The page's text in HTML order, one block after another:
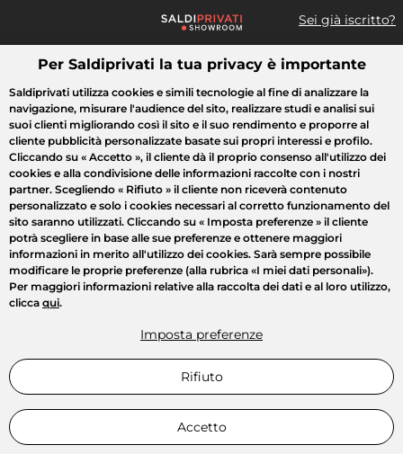
Sei già iscritto?
Cosa cerchi?
Tutte le vendite Moda Casa Bellezza Elettrodomestici
Per Saldiprivati la tua privacy è importante
Saldiprivati utilizza cookies e simili tecnologie al fine di analizzare la
navigazione, misurare l'audience del sito, realizzare studi e analisi sui
suoi clienti migliorando così il sito e il suo rendimento e proporre al
cliente pubblicità personalizzate basate sui propri interessi e profilo.
Cliccando su « Accetto », il cliente dà il proprio consenso all'utilizzo dei
cookies e alla condivisione delle informazioni raccolte con i nostri
partner. Scegliendo « Rifiuto » il cliente non riceverà contenuto
personalizzato e solo i cookies necessari al corretto funzionamento del
sito saranno utilizzati. Cliccando su « Imposta preferenze » il cliente
potrà scegliere in base alle sue preferenze e ottenere maggiori
informazioni in merito all'utilizzo dei cookies. Sarà sempre possibile
modificare le proprie preferenze (alla rubrica «I miei dati personali»).
Per maggiori informazioni relative alla raccolta dei dati e al loro utilizzo,
clicca qui.
Imposta preferenze
Rifiuto
Accetto